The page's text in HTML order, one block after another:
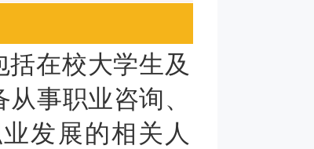
在校大学生及
事职业咨询、
发展的相关人